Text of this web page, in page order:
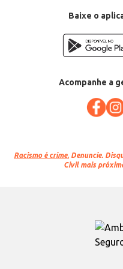
Baixe o
Acompanhe a
Racismo é crime. Denuncie.
Civil mais